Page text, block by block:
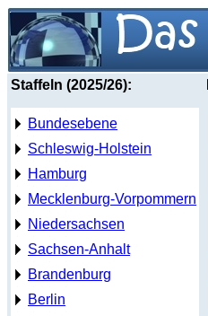
Staffeln (2025/26):
Bundesebene
Schleswig-Holstein
Hamburg
Mecklenburg-Vorpommern
Niedersachsen
Sachsen-Anhalt
Brandenburg
Berlin